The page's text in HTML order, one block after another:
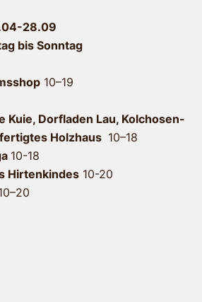
28.09
bis Sonntag
10–19
Kuie, Dorfladen Lau, Kolchosen-
Holzhaus 10–18
10-18
Hirtenkindes 10-20